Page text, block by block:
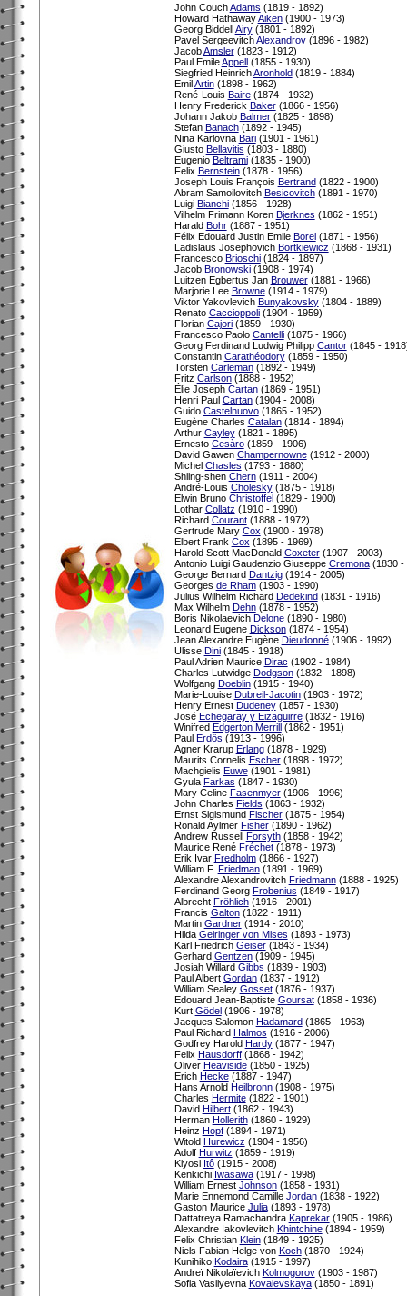
John CouchAdams (1819 - 1892)
Howard HathawayAiken(1900 - 1973)
Georg BiddellAiry(1801 - 1892)
Pavel SergeevitchAlexandrov(1896 - 1982)
JacobAmsler(1823 - 1912)
Paul EmileAppell(1855 - 1930)
Siegfried HeinrichAronhold(1819 - 1884)
EmilArtin(1898 - 1962)
René-Louis Baire(1874 - 1932)
Henry Frederick Baker(1866 - 1956)
Johann Jakob Balmer(1825 - 1898)
Stefan Banach(1892 - 1945)
Nina Karlovna Bari(1901 - 1961)
Giusto Bellavitis (1803 - 1880)
Eugenio Beltrami(1835 - 1900)
Felix Bernstein(1878 - 1956)
Joseph Louis François Bertrand(1822 - 1900)
Abram Samoilovitch Besicovitch(1891 - 1970)
Luigi Bianchi(1856 - 1928)
Vilhelm Frimann Koren Bjerknes (1862 - 1951)
Harald Bohr(1887 - 1951)
Félix Edouard Justin Emile Borel(1871 - 1956)
Ladislaus Josephovich Bortkiewicz (1868 - 1931)
Francesco Brioschi(1824 - 1897)
Jacob Bronowski(1908 - 1974)
Luitzen Egbertus Jan Brouwer(1881 - 1966)
Marjorie Lee Browne(1914 - 1979)
Viktor Yakovlevich Bunyakovsky(1804 - 1889)
Renato Caccioppoli(1904 - 1959)
Florian Cajori(1859 - 1930)
Francesco Paolo Cantelli(1875 - 1966)
Georg Ferdinand Ludwig Philipp Cantor(1845 -
Constantin Carathéodory(1859 - 1950)
Torsten Carleman(1892 - 1949)
Fritz Carlson(1888 - 1952)
Élie Joseph Cartan(1869 - 1951)
Henri Paul Cartan(1904 - 2008)
Guido Castelnuovo(1865 - 1952)
Eugène Charles Catalan(1814 - 1894)
Arthur Cayley(1821 - 1895)
Ernesto Cesàro(1859 - 1906)
David Gawen Champernowne(1912 - 2000)
Michel Chasles (1793 - 1880)
Shiing-shen Chern(1911 - 2004)
André-Louis Cholesky(1875 - 1918)
Elwin Bruno Christoffel(1829 - 1900)
Lothar Collatz (1910 - 1990)
Richard Courant(1888 - 1972)
Gertrude Mary Cox (1900 - 1978)
Elbert Frank Cox (1895 - 1969)
Harold Scott MacDonald Coxeter(1907 - 2003)
Antonio Luigi Gaudenzio Giuseppe Cremona(1830 -
George Bernard Dantzig(1914 - 2005)
Georges de Rham(1903 - 1990)
Julius Wilhelm Richard Dedekind(1831 - 1916)
Max Wilhelm Dehn(1878 - 1952)
Boris Nikolaevich Delone(1890 - 1980)
Leonard Eugene Dickson(1874 - 1954)
Jean Alexandre Eugène Dieudonné(1906 - 1992)
Ulisse Dini(1845 - 1918)
Paul Adrien Maurice Dirac (1902 - 1984)
Charles Lutwidge Dodgson(1832 - 1898)
Wolfgang Doeblin(1915 - 1940)
Marie-Louise Dubreil-Jacotin(1903 - 1972)
Henry Ernest Dudeney(1857 - 1930)
José Echegaray y Eizaguirre(1832 - 1916)
Winifred Edgerton Merrill(1862 - 1951)
Paul Erdös (1913 - 1996)
Agner Krarup Erlang(1878 - 1929)
Maurits Cornelis Escher(1898 - 1972)
Machgielis Euwe(1901 - 1981)
Gyula Farkas (1847 - 1930)
Mary Celine Fasenmyer(1906 - 1996)
John Charles Fields (1863 - 1932)
Ernst Sigismund Fischer(1875 - 1954)
Ronald Aylmer Fisher(1890 - 1962)
Andrew Russell Forsyth(1858 - 1942)
Maurice René Fréchet(1878 - 1973)
Erik Ivar Fredholm(1866 - 1927)
William F. Friedman(1891 - 1969)
Alexandre Alexandrovitch Friedmann(1888 - 1925)
Ferdinand Georg Frobenius (1849 - 1917)
Albrecht Fröhlich(1916 - 2001)
Francis Galton(1822 - 1911)
Martin Gardner(1914 - 2010)
Hilda Geiringer von Mises (1893 - 1973)
Karl Friedrich Geiser(1843 - 1934)
Gerhard Gentzen(1909 - 1945)
Josiah Willard Gibbs (1839 - 1903)
Paul Albert Gordan(1837 - 1912)
William Sealey Gosset(1876 - 1937)
Edouard Jean-Baptiste Goursat(1858 - 1936)
Kurt Gödel(1906 - 1978)
Jacques Salomon Hadamard(1865 - 1963)
Paul Richard Halmos (1916 - 2006)
Godfrey Harold Hardy(1877 - 1947)
Felix Hausdorff(1868 - 1942)
Oliver Heaviside(1850 - 1925)
Erich Hecke(1887 - 1947)
Hans Arnold Heilbronn(1908 - 1975)
Charles Hermite(1822 - 1901)
David Hilbert(1862 - 1943)
Herman Hollerith(1860 - 1929)
Heinz Hopf(1894 - 1971)
Witold Hurewicz (1904 - 1956)
Adolf Hurwitz (1859 - 1919)
Kiyosi Itô(1915 - 2008)
Kenkichi Iwasawa(1917 - 1998)
William Ernest Johnson(1858 - 1931)
Marie Ennemond Camille Jordan(1838 - 1922)
Gaston Maurice Julia(1893 - 1978)
Dattatreya Ramachandra Kaprekar(1905 - 1986)
Alexandre Iakovlevitch Khintchine(1894 - 1959)
Felix Christian Klein(1849 - 1925)
Niels Fabian Helge von Koch(1870 - 1924)
Kunihiko Kodaira(1915 - 1997)
Andreï Nikolaïevich Kolmogorov(1903 - 1987)
Sofia Vasilyevna Kovalevskaya(1850 - 1891)